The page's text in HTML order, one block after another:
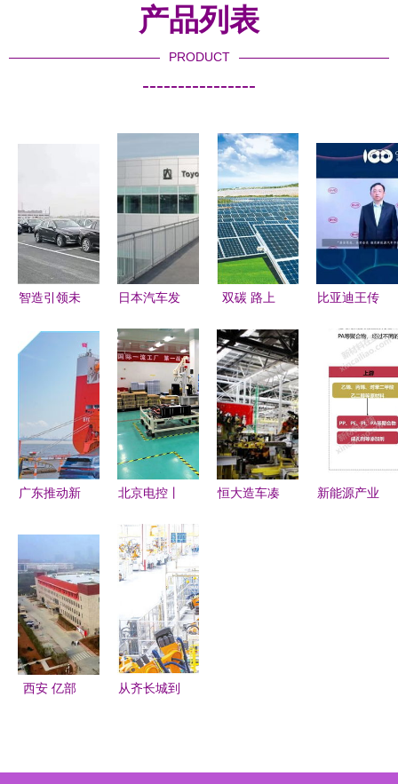
产品列表
PRODUCT
----------------
智造引领未
旗繁荣工厂
抢占新能源
时代制高点
日本汽车发
双碳 路上
中国电建绿
色资产证券
化产品助力
新能源加快
发展
比亚迪王传
展磷酸铁锂
电池,能量
密度不再是
最重要指标
广东推动新
车生产线链
起产业生态
圈的新能源
转型
北京电控丨
3.5秒 爱思
开高性能电
池模组助力
新能源汽车
高速发展
恒大造车凑
新能源产业
西安 亿部
从齐长城到